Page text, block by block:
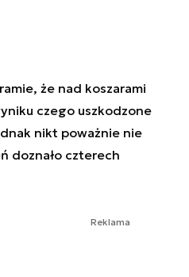
że nad koszarami
czego uszkodzone
nikt poważnie nie
doznało czterech
Reklama